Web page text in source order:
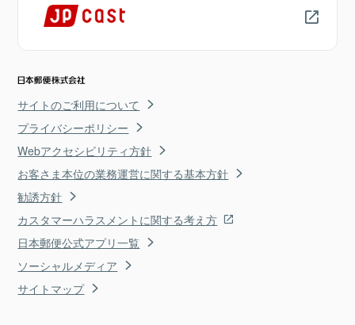
サイトのご利用について
プライバシーポリシー
Webアクセシビリティ方針
お客さま本位の業務運営に関する基本方針
勧誘方針
カスタマーハラスメントに関する考え方
日本郵便公式アプリ一覧
ソーシャルメディア
サイトマップ